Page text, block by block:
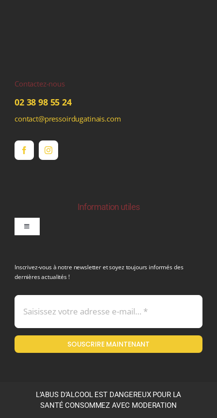
Contactez-nous
02 38 98 55 24
contact@pressoirdugatinais.com
Information utiles
Toggle
Mentions légales
Politique en matière de remboursements et de retours
Inscrivez-vous à notre newsletter et soyez toujours informés des
dernières actualités !
SOUSCRIRE MAINTENANT
L’ABUS D’ALCOOL EST DANGEREUX POUR LA
SANTÉ CONSOMMEZ AVEC MODERATION